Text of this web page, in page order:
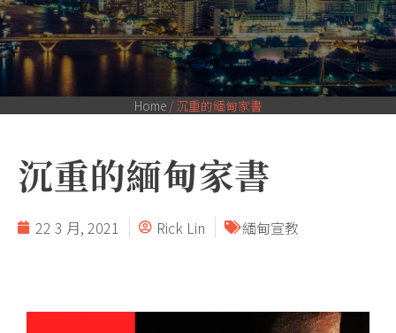
Home/ 沉重的緬甸家書
沉重的緬甸家書
22 3 月, 2021 Rick Lin 緬甸宣教